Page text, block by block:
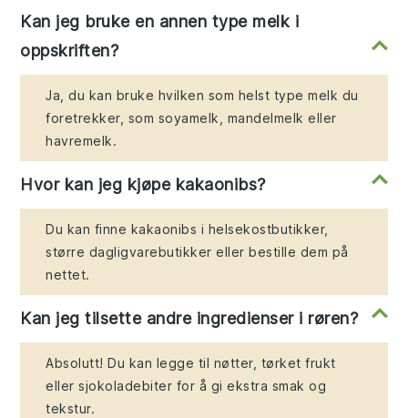
Kan jeg bruke en annen type melk i
oppskriften?
Ja, du kan bruke hvilken som helst type melk du
foretrekker, som soyamelk, mandelmelk eller
havremelk.
Hvor kan jeg kjøpe kakaonibs?
Du kan finne kakaonibs i helsekostbutikker,
større dagligvarebutikker eller bestille dem på
nettet.
Kan jeg tilsette andre ingredienser i røren?
Absolutt! Du kan legge til nøtter, tørket frukt
eller sjokoladebiter for å gi ekstra smak og
tekstur.